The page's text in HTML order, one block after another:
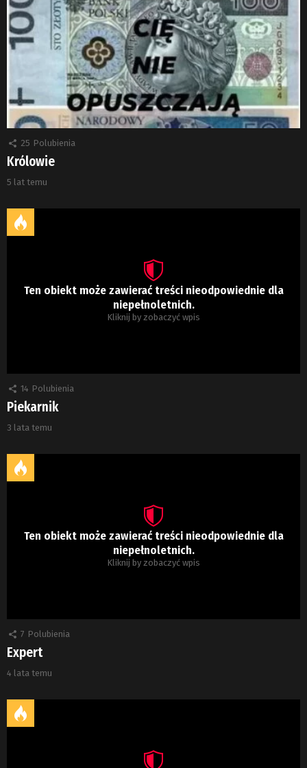
25 Polubienia
Królowie
5 lat temu
Ten obiekt może zawierać treści nieodpowiednie dla
niepełnoletnich.
Kliknij by zobaczyć wpis
14 Polubienia
Piekarnik
3 lata temu
Ten obiekt może zawierać treści nieodpowiednie dla
niepełnoletnich.
Kliknij by zobaczyć wpis
7 Polubienia
Expert
4 lata temu